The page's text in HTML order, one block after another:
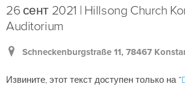
26 сент 2021 | Hillsong Church
Auditorium
Schneckenburgstraße 11, 78467
Извините, этот текст доступен только на “